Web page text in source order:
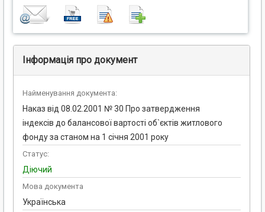
Інформація про документ
Найменування документа:
Наказ від 08.02.2001 № 30 Про затвердження
індексів до балансової вартості об`єктів житлового
фонду за станом на 1 січня 2001 року
Статус:
Діючий
Мова документа
Українська